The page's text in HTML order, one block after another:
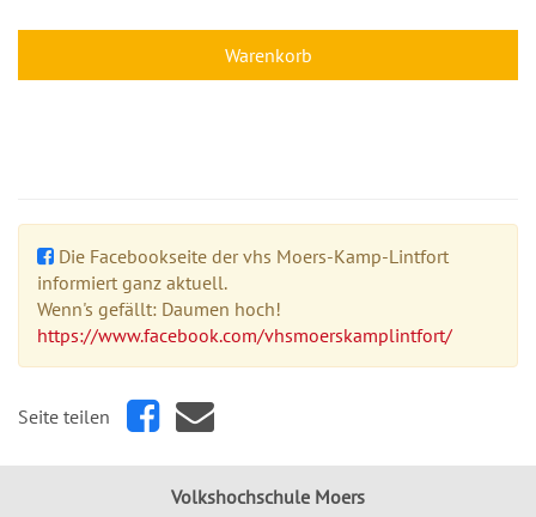
Warenkorb
Die Facebookseite der vhs Moers-Kamp-Lintfort
informiert ganz aktuell.
Wenn's gefällt: Daumen hoch!
https://www.facebook.com/vhsmoerskamplintfort/
Seite teilen
Volkshochschule Moers